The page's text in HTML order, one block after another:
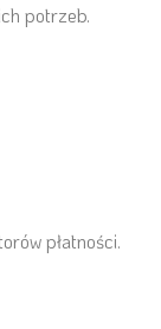
potrzeb.
płatności.